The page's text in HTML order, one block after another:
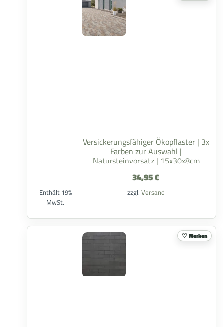
Versickerungsfähiger Ökopflaster | 3x
Farben zur Auswahl |
Natursteinvorsatz | 15x30x8cm
34,95€
Enthält 19%
MwSt.
zzgl. Versand
Merken